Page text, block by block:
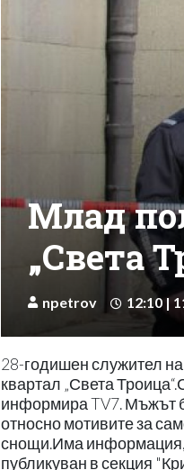
Млад
„Света
npetrov 12:10 |
28-годишен служител
квартал „Света
информира TV7. Мъжът
относно мотивите за
снощи.Има информация,
публикуван в секция